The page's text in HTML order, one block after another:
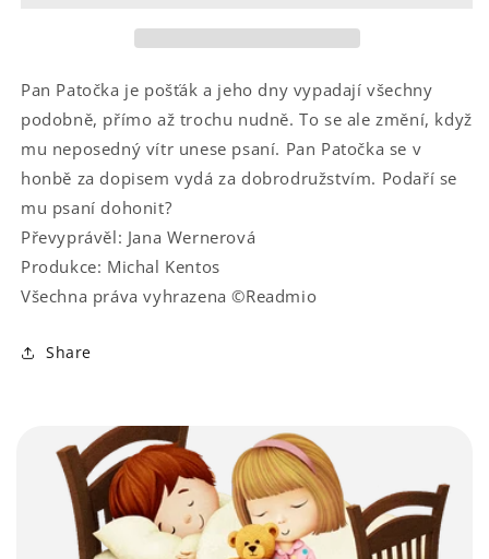
Pan Patočka je pošťák a jeho dny vypadají všechny
podobně, přímo až trochu nudně. To se ale změní, když
mu neposedný vítr unese psaní. Pan Patočka se v
honbě za dopisem vydá za dobrodružstvím. Podaří se
mu psaní dohonit?
Převyprávěl: Jana Wernerová
Produkce: Michal Kentos
Všechna práva vyhrazena ©Readmio
Share